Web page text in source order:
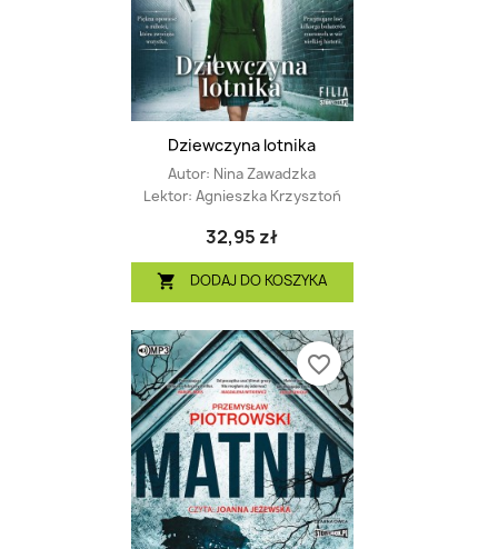
Dziewczyna lotnika
Autor: Nina Zawadzka
Lektor: Agnieszka Krzysztoń
32,95 zł
 DODAJ DO KOSZYKA
favorite_border